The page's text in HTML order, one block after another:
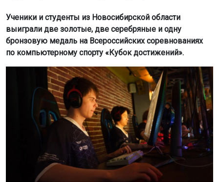
Ученики и студенты из Новосибирской области
выиграли две золотые, две серебряные и одну
бронзовую медаль на Всероссийских соревнованиях
по компьютерному спорту «Кубок достижений».